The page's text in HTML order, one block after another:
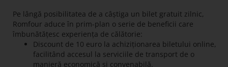
Pe lângă posibilitatea de a câștiga un bilet gratuit zilnic,
Romfour aduce în prim-plan o serie de beneficii care
îmbunătățesc experiența de călătorie:
Discount de 10 euro la achiziționarea biletului online,
facilitând accesul la serviciile de transport de o
manieră economică și convenabilă.